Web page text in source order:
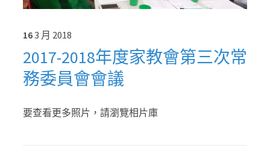
163 月 2018
2017-2018年度家教會第三次常
務委員會會議
要查看更多照片，請瀏覽相片庫